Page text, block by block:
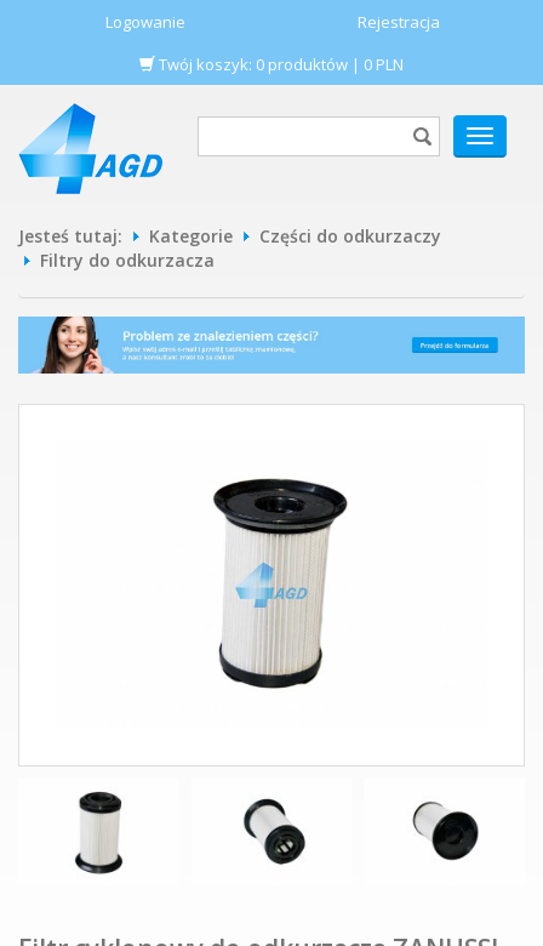
Logowanie
Rejestracja
Twój koszyk: 0 produktów | 0 PLN
POKAŻ
MENU
Jesteś tutaj: Kategorie
Części do odkurzaczy
Filtry do odkurzacza